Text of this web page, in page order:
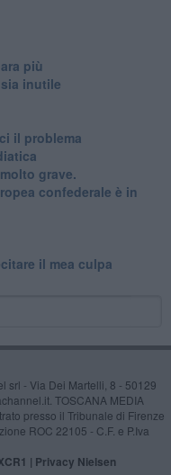
più
inutile
il problema
grave.
confederale è in
il mea culpa
srl - Via Dei Martelli, 8 - 50129
TOSCANA MEDIA
presso il Tribunale di Firenze
ROC 22105 - C.F. e P.Iva
| Privacy Nielsen